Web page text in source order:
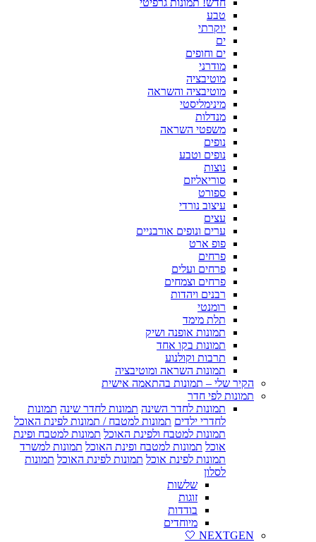
טבע
יוקרתי
ים
ים וחופים
מודרני
מוטיבציה
מוטיבציה והשראה
מינימליסטי
מנדלות
משפטי השראה
נופים
נופים וטבע
נוצות
סוריאליזם
ספורט
עיצוב נורדי
עצים
ערים ונופים אורבניים
פופ ארט
פרחים
פרחים ועלים
פרחים וצמחים
רבנים ויהדות
רומנטי
תלת מימד
תמונות אופנה ושיק
תמונות בקו אחד
תרבות וקולנוע
תמונות השראה ומוטיבציה
הקיר שלי – תמונות בהתאמה אישית
תמונות לפי חדר
תמונות לחדר השינה תמונות לחדר שינה תמונות
לחדרי ילדים תמונות למטבח / תמונות לפינת האוכל
תמונות למטבח ולפינת האוכל תמונות למטבח ופינת
אוכל תמונות למטבח ופינת האוכל תמונות למשרד
תמונות לפינת אוכל תמונות לפינת האוכל תמונות
לסלון
שלשות
זוגות
בודדות
מיוחדים
NEXTGEN 🤍